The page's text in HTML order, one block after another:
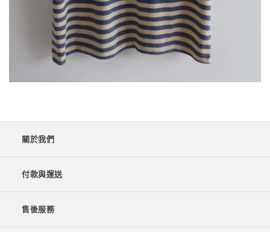
關於我們
付款與運送
售後服務